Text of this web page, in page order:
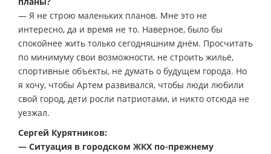
— Я не строю маленьких планов. Мне это не
интересно, да и время не то. Наверное, было бы
спокойнее жить только сегодняшним днём. Просчитать
по минимуму свои возможности, не строить жильё,
спортивные объекты, не думать о будущем города. Но
я хочу, чтобы Артем развивался, чтобы люди любили
свой город, дети росли патриотами, и никто отсюда не
уезжал.
Сергей Курятников:
— Ситуация в городском ЖКХ по-прежнему